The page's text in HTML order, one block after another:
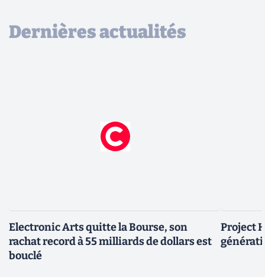
Dernières actualités
Electronic Arts quitte la Bourse, son
rachat record à 55 milliards de dollars est
bouclé
Project